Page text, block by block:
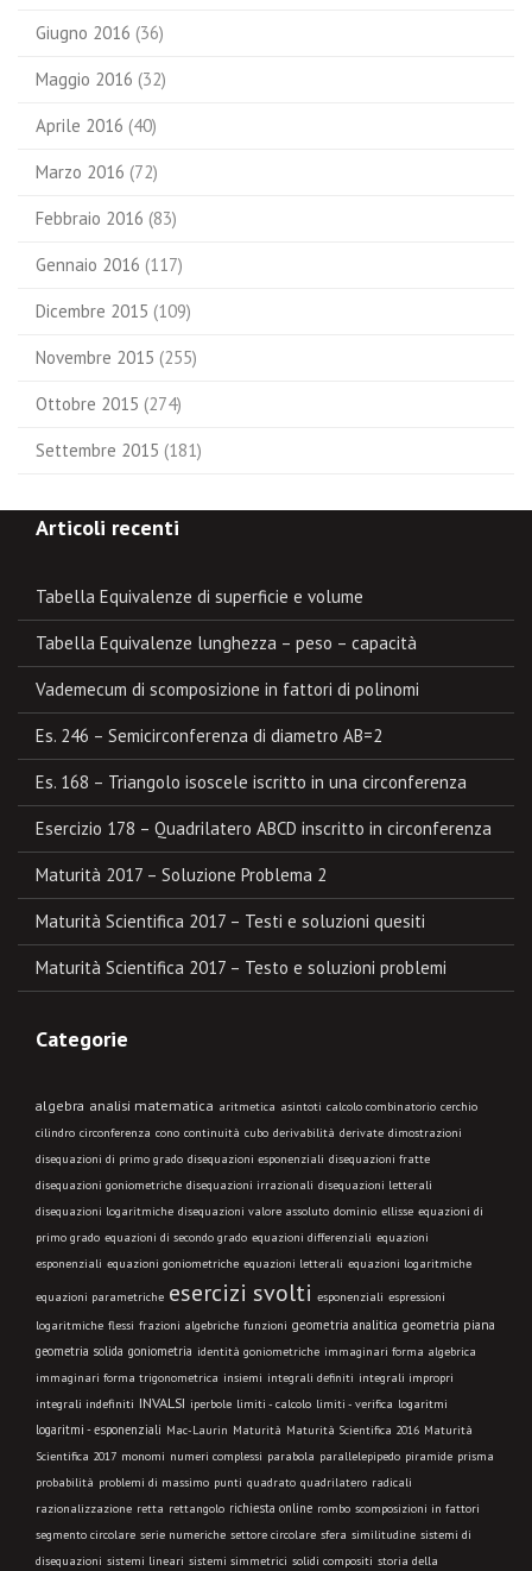
Giugno 2016 (36)
Maggio 2016 (32)
Aprile 2016 (40)
Marzo 2016 (72)
Febbraio 2016 (83)
Gennaio 2016 (117)
Dicembre 2015 (109)
Novembre 2015 (255)
Ottobre 2015 (274)
Settembre 2015 (181)
Articoli recenti
Tabella Equivalenze di superficie e volume
Tabella Equivalenze lunghezza – peso – capacità
Vademecum di scomposizione in fattori di polinomi
Es. 246 – Semicirconferenza di diametro AB=2
Es. 168 – Triangolo isoscele iscritto in una circonferenza
Esercizio 178 – Quadrilatero ABCD inscritto in circonferenza
Maturità 2017 – Soluzione Problema 2
Maturità Scientifica 2017 – Testi e soluzioni quesiti
Maturità Scientifica 2017 – Testo e soluzioni problemi
Categorie
algebra analisi matematica aritmetica asintoti calcolo combinatorio cerchio
cilindro circonferenza cono continuità cubo derivabilità derivate dimostrazioni
disequazioni di primo grado disequazioni esponenziali disequazioni fratte
disequazioni goniometriche disequazioni irrazionali disequazioni letterali
disequazioni logaritmiche disequazioni valore assoluto dominio ellisse equazioni di
primo grado equazioni di secondo grado equazioni differenziali equazioni
esponenziali equazioni goniometriche equazioni letterali equazioni logaritmiche
equazioni parametriche esercizi svolti esponenziali espressioni
logaritmiche flessi frazioni algebriche funzioni geometria analitica geometria piana
geometria solida goniometria identità goniometriche immaginari forma algebrica
immaginari forma trigonometrica insiemi integrali definiti integrali impropri
integrali indefiniti INVALSI iperbole limiti - calcolo limiti - verifica logaritmi
logaritmi - esponenziali Mac-Laurin Maturità Maturità Scientifica 2016 Maturità
Scientifica 2017 monomi numeri complessi parabola parallelepipedo piramide prisma
probabilità problemi di massimo punti quadrato quadrilatero radicali
razionalizzazione retta rettangolo richiesta online rombo scomposizioni in fattori
segmento circolare serie numeriche settore circolare sfera similitudine sistemi di
disequazioni sistemi lineari sistemi simmetrici solidi compositi storia della